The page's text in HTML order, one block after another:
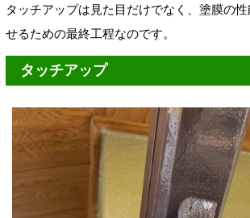
タッチアップは見た目だけでなく、塗膜の
せるための最終工程なのです。
タッチアップ